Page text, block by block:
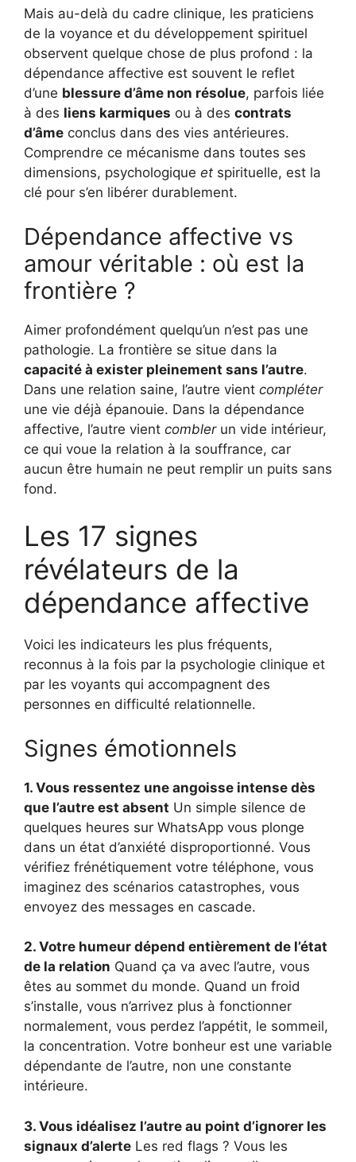
Mais au-delà du cadre clinique, les praticiens
de la voyance et du développement spirituel
observent quelque chose de plus profond : la
dépendance affective est souvent le reflet
d’une blessure d’âme non résolue, parfois liée
à des liens karmiques ou à des contrats
d’âme conclus dans des vies antérieures.
Comprendre ce mécanisme dans toutes ses
dimensions, psychologique et spirituelle, est la
clé pour s’en libérer durablement.
Dépendance affective vs
amour véritable : où est la
frontière ?
Aimer profondément quelqu’un n’est pas une
pathologie. La frontière se situe dans la
capacité à exister pleinement sans l’autre.
Dans une relation saine, l’autre vient compléter
une vie déjà épanouie. Dans la dépendance
affective, l’autre vient comblerun vide intérieur,
ce qui voue la relation à la souffrance, car
aucun être humain ne peut remplir un puits sans
fond.
Les 17 signes
révélateurs de la
dépendance affective
Voici les indicateurs les plus fréquents,
reconnus à la fois par la psychologie clinique et
par les voyants qui accompagnent des
personnes en difficulté relationnelle.
Signes émotionnels
1. Vous ressentez une angoisse intense dès
que l’autre est absent Un simple silence de
quelques heures sur WhatsApp vous plonge
dans un état d’anxiété disproportionné. Vous
vérifiez frénétiquement votre téléphone, vous
imaginez des scénarios catastrophes, vous
envoyez des messages en cascade.
2. Votre humeur dépend entièrement de l’état
de la relation Quand ça va avec l’autre, vous
êtes au sommet du monde. Quand un froid
s’installe, vous n’arrivez plus à fonctionner
normalement, vous perdez l’appétit, le sommeil,
la concentration. Votre bonheur est une variable
dépendante de l’autre, non une constante
intérieure.
3. Vous idéalisez l’autre au point d’ignorer les
signaux d’alerte Les red flags ? Vous les